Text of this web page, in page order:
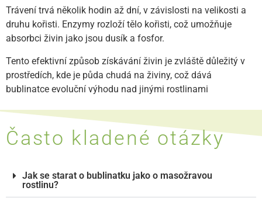
Trávení trvá několik hodin až dní, v závislosti na velikosti a
druhu kořisti. Enzymy rozloží tělo kořisti, což umožňuje
absorbci živin jako jsou dusík a fosfor.
Tento efektivní způsob získávání živin je zvláště důležitý v
prostředích, kde je půda chudá na živiny, což dává
bublinatce evoluční výhodu nad jinými rostlinami
Často kladené otázky
Jak se starat o bublinatku jako o masožravou
rostlinu?